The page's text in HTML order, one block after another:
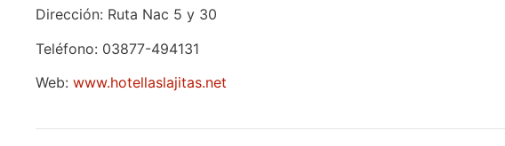
Dirección: Ruta Nac 5 y 30
Teléfono: 03877-494131
Web: www.hotellaslajitas.net